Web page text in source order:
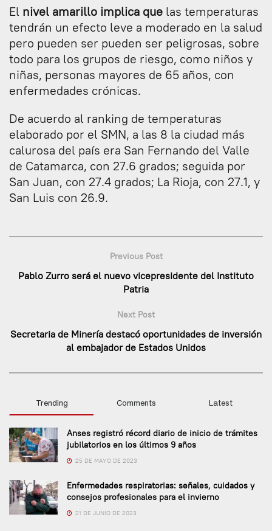
El nivel amarillo implica que las temperaturas
tendrán un efecto leve a moderado en la salud
pero pueden ser pueden ser peligrosas, sobre
todo para los grupos de riesgo, como niños y
niñas, personas mayores de 65 años, con
enfermedades crónicas.
De acuerdo al ranking de temperaturas
elaborado por el SMN, a las 8 la ciudad más
calurosa del país era San Fernando del Valle
de Catamarca, con 27.6 grados; seguida por
San Juan, con 27.4 grados; La Rioja, con 27.1, y
San Luis con 26.9.
Previous Post
Pablo Zurro será el nuevo vicepresidente del Instituto
Patria
Next Post
Secretaria de Minería destacó oportunidades de inversión
al embajador de Estados Unidos
Trending Comments Latest
Anses registró récord diario de inicio de trámites
jubilatorios en los últimos 9 años
25 DE MAYO DE 2023
Enfermedades respiratorias: señales, cuidados y
consejos profesionales para el invierno
21 DE JUNIO DE 2023